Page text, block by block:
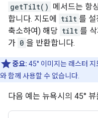
getTilt() 메서드는 항
합니다. 지도에
tilt 를 설
축소하여) 해당 tilt 를
가 0 을 반환합니다.
중요: 45° 이미지는 래스터
와 함께 사용할 수 없습니다.
다음 예는 뉴욕시의 45°